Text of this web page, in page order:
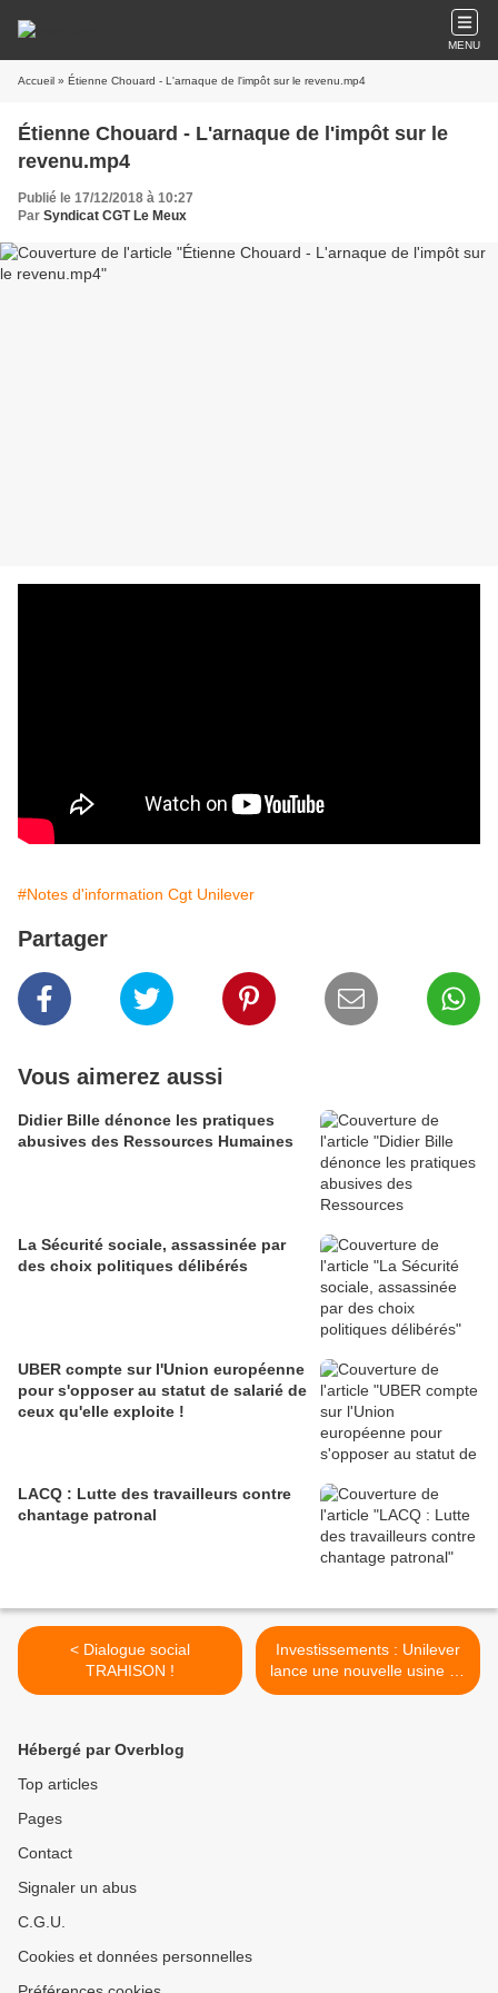
MENU
Accueil » Étienne Chouard - L'arnaque de l'impôt sur le revenu.mp4
Étienne Chouard - L'arnaque de l'impôt sur le
revenu.mp4
Publié le 17/12/2018 à 10:27
Par Syndicat CGT Le Meux
#Notes d'information Cgt Unilever
Partager
Vous aimerez aussi
Didier Bille dénonce les pratiques
abusives des Ressources Humaines
La Sécurité sociale, assassinée par
des choix politiques délibérés
UBER compte sur l'Union européenne
pour s'opposer au statut de salarié de
ceux qu'elle exploite !
LACQ : Lutte des travailleurs contre
chantage patronal
< Dialogue social
TRAHISON !
Investissements : Unilever
lance une nouvelle usine de
cosmétiques en Algérie >
Hébergé par Overblog
Top articles
Pages
Contact
Signaler un abus
C.G.U.
Cookies et données personnelles